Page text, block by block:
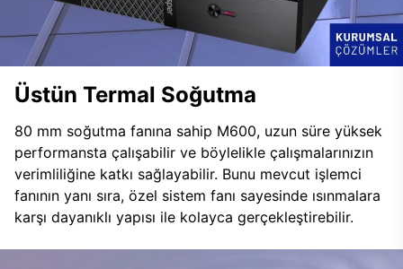
Üstün Termal Soğutma
80 mm soğutma fanına sahip M600, uzun süre yüksek
performansta çalışabilir ve böylelikle çalışmalarınızın
verimliliğine katkı sağlayabilir. Bunu mevcut işlemci
fanının yanı sıra, özel sistem fanı sayesinde ısınmalara
karşı dayanıklı yapısı ile kolayca gerçekleştirebilir.